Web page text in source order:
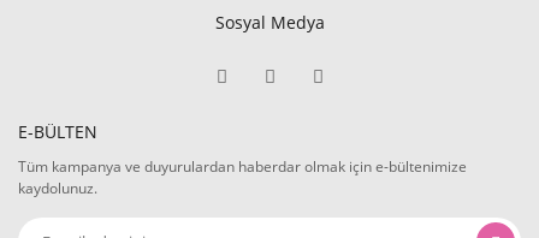
Sosyal Medya
E-BÜLTEN
Tüm kampanya ve duyurulardan haberdar olmak için e-bültenimize
kaydolunuz.